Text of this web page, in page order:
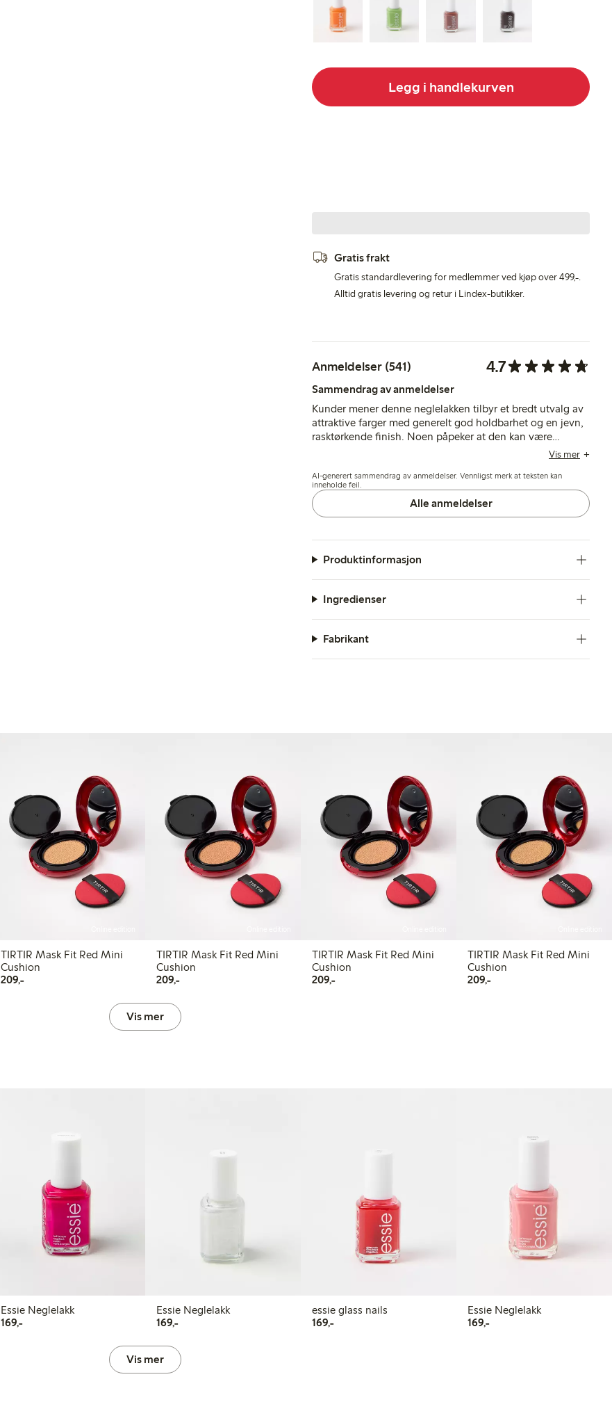
Legg i handlekurven
Gratis frakt
Gratis standardlevering for medlemmer ved kjøp over 499,-.
Alltid gratis levering og retur i Lindex-butikker.
Anmeldelser (541) 4.7
Sammendrag av anmeldelser
Kunder mener denne neglelakken tilbyr et bredt utvalg av
attraktive farger med generelt god holdbarhet og en jevn,
rasktørkende finish. Noen påpeker at den kan være
vanskelig å fjerne, og noen få nevner at dekningen kan
Vis mer
AI-generert sammendrag av anmeldelser. Vennligst merk at teksten kan
inneholde feil.
Alle anmeldelser
Produktinformasjon
Ingredienser
Fabrikant
TIRTIR Mask Fit Red Mini
Cushion
209,-209,00 kr
TIRTIR Mask Fit Red Mini
Cushion
209,-209,00 kr
TIRTIR Mask Fit Red Mini
Cushion
209,-209,00 kr
TIRTIR Mask Fit Red Mini
Cushion
209,-209,00 kr
Vis mer
Essie Neglelakk
169,-169,00 kr
Essie Neglelakk
169,-169,00 kr
essie glass nails
169,-169,00 kr
Essie Neglelakk
169,-169,00 kr
Vis mer